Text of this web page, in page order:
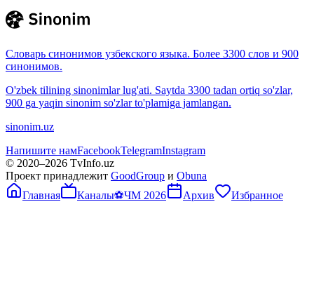
Словарь синонимов узбекского языка. Более 3300 слов и 900
синонимов.
O'zbek tilining sinonimlar lug'ati. Saytda 3300 tadan ortiq so'zlar,
900 ga yaqin sinonim so'zlar to'plamiga jamlangan.
sinonim.uz
Напишите намFacebookTelegramInstagram
© 2020–2026 TvInfo.uz
Проект принадлежит GoodGroup и Obuna
Главная
Каналы⚽ЧМ 2026 Архив Избранное